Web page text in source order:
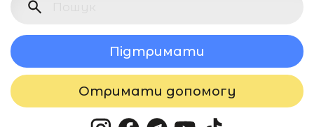
Підтримати
Отримати допомогу